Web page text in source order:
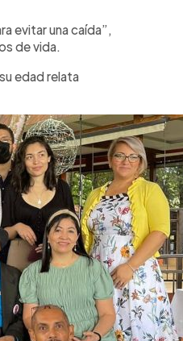
evitar una caída”,
de vida.
edad relata